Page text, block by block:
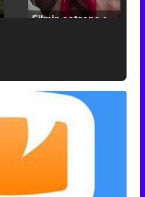
/
'120 Minutos' celebra sus 2.000 programas en Telemadrid con un vídeo del día a día en la redacción